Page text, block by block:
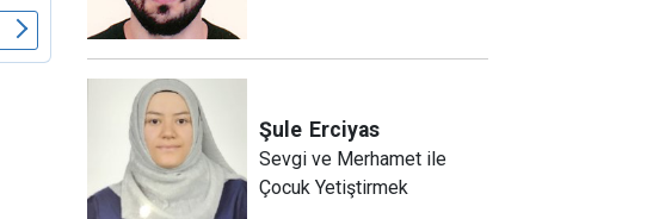
Şule Erciyas
Sevgi ve Merhamet ile
Çocuk Yetiştirmek